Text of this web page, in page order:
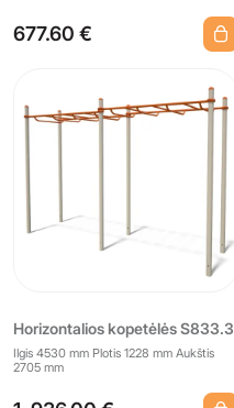
677.60 €
Horizontalios kopetėlės S833.3
Ilgis 4530 mm Plotis 1228 mm Aukštis
2705 mm